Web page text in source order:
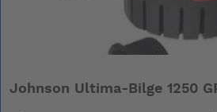
Johnson Ultima-Bilge 1250